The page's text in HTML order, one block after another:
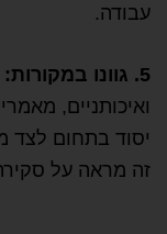
עבודה.
5. גוונו במקורות:
ואיכותניים,
יסוד בתחום לצד
זה מראה על